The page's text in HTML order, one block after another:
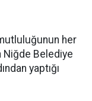
her
Belediye
yaptığı